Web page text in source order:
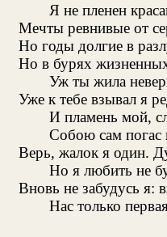
Я не пленен
Мечты ревнивые от
Но годы долгие в
Но в бурях
Уж ты жила
Уже к тебе взывал я
И пламень мой,
Собою сам погас
Верь, жалок я один.
Но я любить не
Вновь не забудусь я:
Нас только